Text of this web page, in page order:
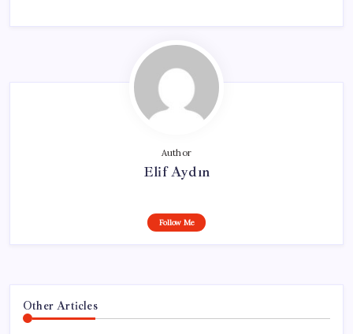
Author
Elif Aydın
Follow Me
Other Articles